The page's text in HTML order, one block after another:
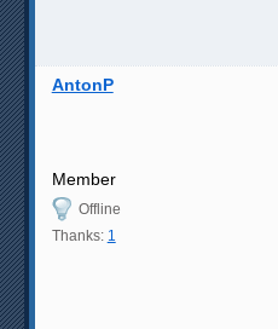
AntonP
Member
Offline
Thanks: 1